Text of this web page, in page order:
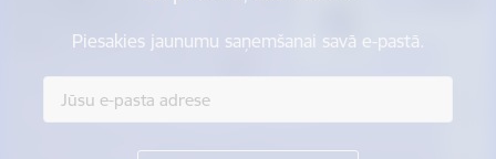
Piesakies jaunumu saņemšanai savā e-pastā.